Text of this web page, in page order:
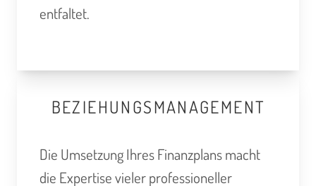
entfaltet.
BEZIEHUNGSMANAGEMENT
Die Umsetzung Ihres Finanzplans macht
die Expertise vieler professioneller